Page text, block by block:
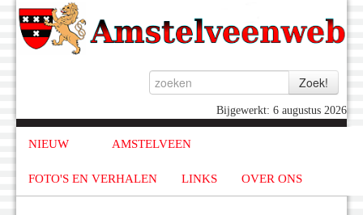
Bijgewerkt: 6 augustus 2026
NIEUW AMSTELVEEN
FOTO'S EN VERHALEN LINKS OVER ONS